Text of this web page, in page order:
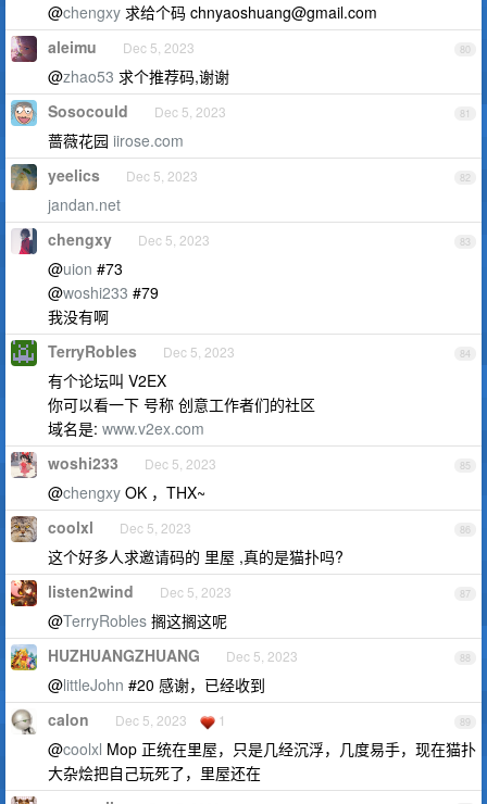
@chengxy 求给个码 chnyaoshuang@gmail.com
80
aleimu Dec 5, 2023
@zhao53 求个推荐码,谢谢
81
Sosocould Dec 5, 2023
蔷薇花园 iirose.com
82
yeelics Dec 5, 2023
jandan.net
83
chengxy Dec 5, 2023
@uion #73
@woshi233 #79
我没有啊
84
TerryRobles Dec 5, 2023
有个论坛叫 V2EX
你可以看一下 号称 创意工作者们的社区
域名是: www.v2ex.com
85
woshi233 Dec 5, 2023
@chengxy OK ，THX~
86
coolxl Dec 5, 2023
这个好多人求邀请码的 里屋 ,真的是猫扑吗?
87
listen2wind Dec 5, 2023
@TerryRobles 搁这搁这呢
88
HUZHUANGZHUANG Dec 5, 2023
@littleJohn #20 感谢，已经收到
89
calon Dec 5, 2023 1
@coolxl Mop 正统在里屋，只是几经沉浮，几度易手，现在猫扑
大杂烩把自己玩死了，里屋还在